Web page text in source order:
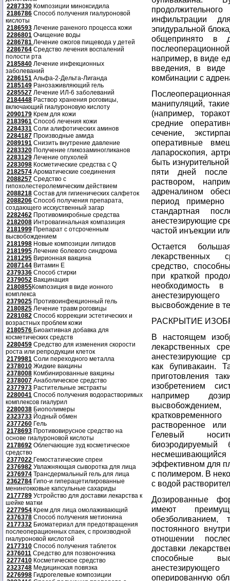
2287330 Композиции миноксидила
2186786 Способ получения гиалуроновой
кислоты
2186593 Лечение раненого процесса кожи
2286801 Очищение воды
2286781 Лечение ожогов пищевода у детей
2286764 Средство лечения воспалений
полости рта
2185840 Лечение инфекционных
заболеваний
2286151 Альфа-2-Дельта-Лиганда
2185149 Ранозаживляющий гель
2285527 Лечение ИЛ-6 заболеваний
2184448 Раствор хранения роговицы,
включающий гиалуроновую кислоту
2090179 Крем для кожи
2183961 Способ лечения кожи
2284331 Соли алифотических аминов
2284187 Производные амида
2089191 Снизить внутрение давление
2283320 Получение гликозаминогликанов
2283129 Лечение опухолей
2283098 Косметические средства с Q
2182574 Ароматические соединения
2088257 Средство с
гипохолестеролемическим действием
2088218 Состав для гигиенических салфеток
2088206 Способ получения препарата,
создающего исскуственный загар
2282462 Противомикробные средства
2182008 Интровагинальная компазиция
2181999 Препарат с отсроченным
высвобождением
2181998 Новые композиции липидов
2181995 Лечение болевого синдрома
2181295 Вирионная вакцина
2087144 Витамин Е
2379336 Способ стирки
2379052 Вакцинация
2180855Композиция в виде ионного
комплекса
2379025 Противоинфекционный гель
2180825 Лечение травм роговицы
2281082 Способ коррекции эстетических и
возрастных проблем кожи
2180576 Биоактивная добавка для
косметических средств
2280459 Средство для изменения скорости
роста или репродукции клеток
2179981 Соли переходного металла
2378010 Жидкие вакцины
2378008 Комбинированные вакцины
2378007 Анаболическое средство
2377973 Растительные экстракты
2280041 Способ получения водорастворимых
комплексов гиалурил
2280038 Биополимеры
2323733 Йодный обмен
2377260 Гель
2178693 Противовирусное средство на
основе гиалуроновой кислоты
2178692 Облегчающие зуд косметическое
средство
2377022 Гемостатические спреи
2376982 Увлажняющая сыворотка для лица
2376974 Трансдермальный гель для лица
2362784 Гипо-и гиперацетилированные
менингокковые капсульные сахариды
2177789 Устройство для доставки лекарства к
шейке матки
2277954 Крем для лица омолаживающий
2376378 Способ получения метионина
2177332 Биоматериал для предотвращения
послеоперационных спаек, с производной
гиалуроновой кислотой
2177310 Способ получения таблеток
2376011 Средство для позвоночника
2277410 Косметическое средство
2323748 Медицинская повязка
2276998 Гидрогелевые композиции
инфильтрации
эпидуральной
общепринято в
например, в виде
введения, в
комбинации с
манипуляций,
(например,
средние
сечение,
оперативные
лапароскопия,
быть
пяти дней после
раствором,
адреналином
период
стандартная
анестезирующие
частой инъекции
Остается
лекарственных
средство,
при краткой
необходимость
высвобождение в
РАСКРЫТИЕ
В настоящем
лекарственных
анестезирующие
как бупивакаин.
приготовления
изобретением
например
растворенное
Гелевый
биоэродируемый
эффективном для
с полимером. В
с водой
Дозированные
имеют
постоянного
отношении
доставки
способные
оперированную